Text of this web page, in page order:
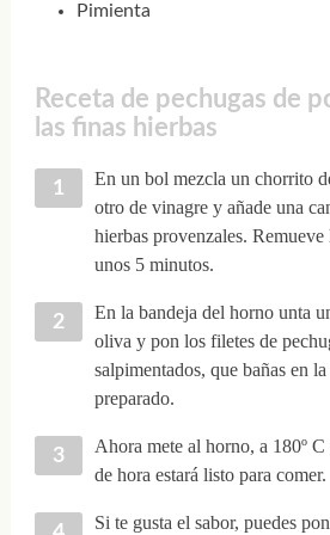
Pimienta
Receta de pechugas de
las finas hierbas
En un bol mezcla un chorrito
otro de vinagre y añade una
hierbas provenzales.
unos 5 minutos.
En la bandeja del horno unta
oliva y pon los filetes de
salpimentados, que bañas en la
preparado.
Ahora mete al horno, a 180º
de hora estará listo para comer.
Si te gusta el sabor, puedes